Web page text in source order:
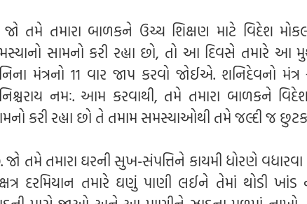
જો તમે તમારા બાળકને ઉચ્ચ શિક્ષણ માટે વિદેશ
સામનો કરી રહ્યા છો, તો આ દિવસે તમારે આ
મંત્રનો 11 વાર જાપ કરવો જોઈએ. શનિદેવનો
નમઃ. આમ કરવાથી, તમે તમારા બાળકને
કરી રહ્યા છો તે તમામ સમસ્યાઓથી તમે જલ્દી જ
જો તમે તમારા ઘરની સુખ-સંપત્તિને કાયમી ધોરણે
દરમિયાન તમારે ઘણું પાણી લઈને તેમાં થોડી